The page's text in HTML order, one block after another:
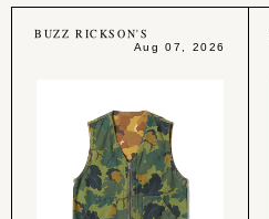
BUZZ RICKSON'S
Aug 07, 2026